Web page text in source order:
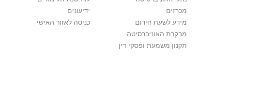
מכרזים
מידע לשעת חירום
מבקרת האוניברסיטה
תקנון משמעת ופסקי דין
ידיעונים
כניסה לאזור האישי